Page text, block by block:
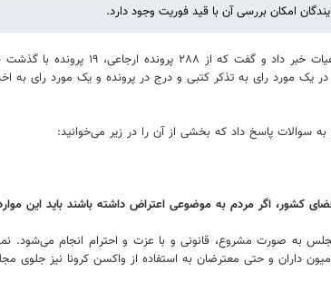
امکان بررسی آن با قید فوریت وجود دارد.
رییس هیات نظارت بر رفتار نمایندگان همچنین از ارجاع ۲۸۸
یک مورد رای به تذکر کتبی و درج در پرونده و یک مورد رای به
سوالات پاسخ داد که بخشی از آن را در زیر می‌خوانید:
کشور، اگر مردم به موضوعی اعتراض داشته باشند باید این
داران و حتی معترضان به استفاده از واکسن کرونا نیز